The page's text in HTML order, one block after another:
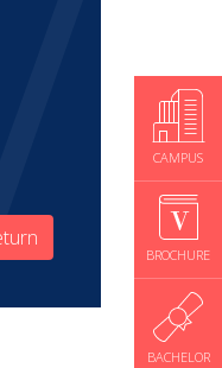
CAMPUS
BROCHURE
BACHELOR